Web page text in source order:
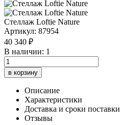
Стеллаж Loftie Nature
Артикул: 87954
40 340 ₽
В наличии: 1
в корзину
Описание
Характеристики
Доставка и сроки поставки
Отзывы